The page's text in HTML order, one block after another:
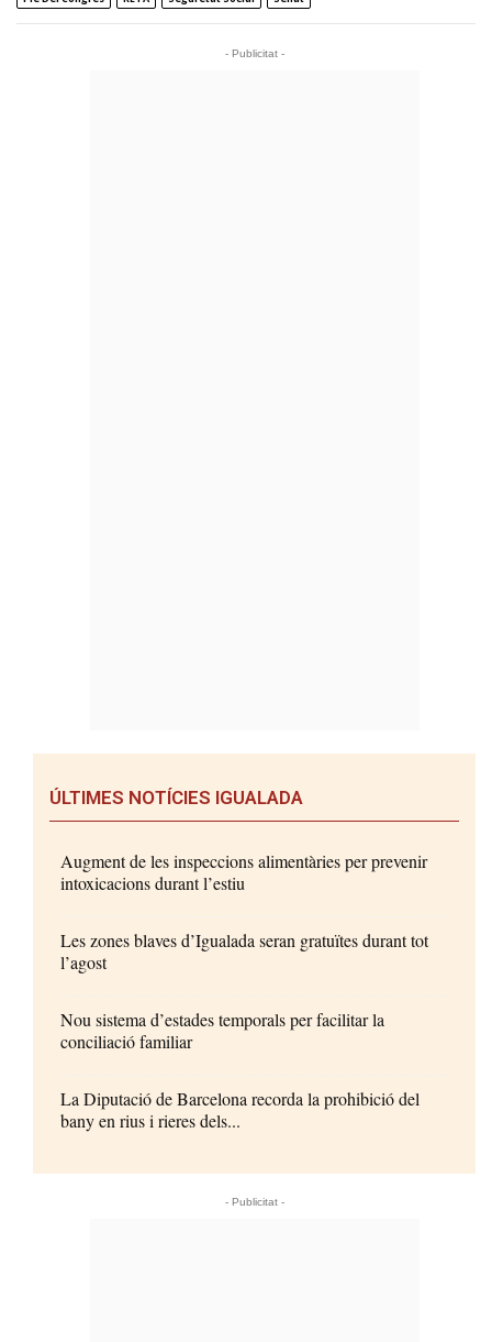
- Publicitat -
ÚLTIMES NOTÍCIES IGUALADA
Augment de les inspeccions alimentàries per prevenir
intoxicacions durant l’estiu
Les zones blaves d’Igualada seran gratuïtes durant tot
l’agost
Nou sistema d’estades temporals per facilitar la
conciliació familiar
La Diputació de Barcelona recorda la prohibició del
bany en rius i rieres dels...
- Publicitat -